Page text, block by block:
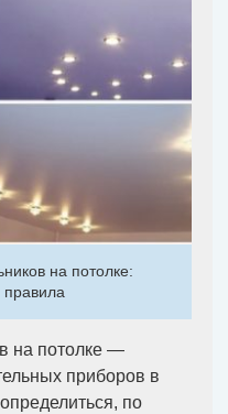
на потолке:
правила
на потолке —
приборов в
по